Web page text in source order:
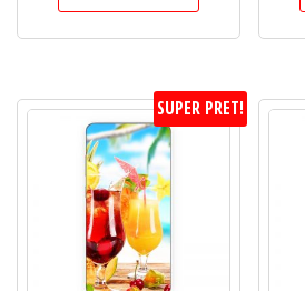
SUPER PRET!